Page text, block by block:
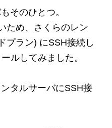
そのひとつ。
ため、さくらのレン
プラン) にSSH接続し
ルしてみました。
タルサーバにSSH接